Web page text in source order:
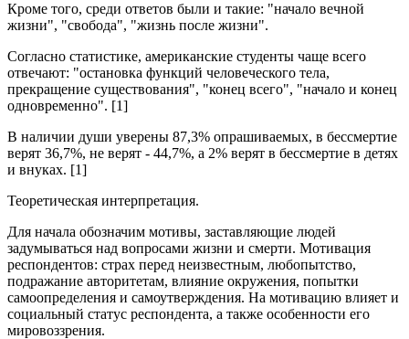
Кроме того, среди ответов были и такие: "начало вечной
жизни", "свобода", "жизнь после жизни".
Согласно статистике, американские студенты чаще всего
отвечают: "остановка функций человеческого тела,
прекращение существования", "конец всего", "начало и конец
одновременно". [1]
В наличии души уверены 87,3% опрашиваемых, в бессмертие
верят 36,7%, не верят - 44,7%, а 2% верят в бессмертие в детях
и внуках. [1]
Теоретическая интерпретация.
Для начала обозначим мотивы, заставляющие людей
задумываться над вопросами жизни и смерти. Мотивация
респондентов: страх перед неизвестным, любопытство,
подражание авторитетам, влияние окружения, попытки
самоопределения и самоутверждения. На мотивацию влияет и
социальный статус респондента, а также особенности его
мировоззрения.